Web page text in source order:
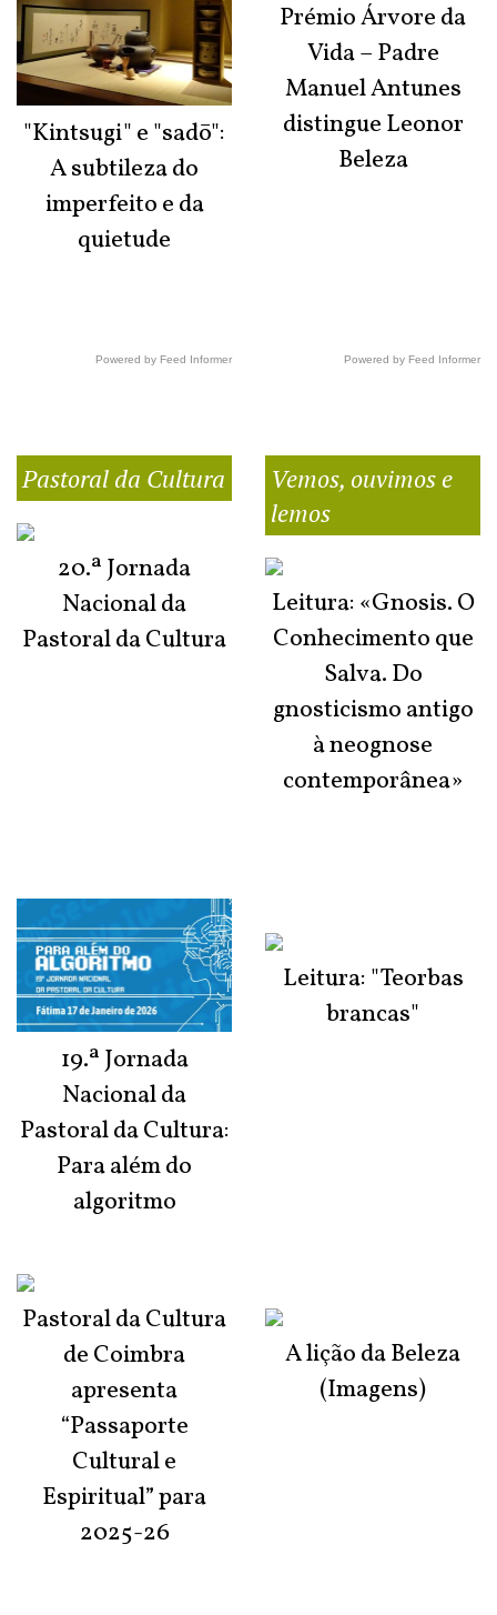
"Kintsugi" e "sadō":
A subtileza do
imperfeito e da
quietude
Powered by Feed Informer
Prémio Árvore da
Vida – Padre
Manuel Antunes
distingue Leonor
Beleza
Powered by Feed Informer
Pastoral da Cultura
20.ª Jornada
Nacional da
Pastoral da Cultura
19.ª Jornada
Nacional da
Pastoral da Cultura:
Para além do
algoritmo
Pastoral da Cultura
de Coimbra
apresenta
“Passaporte
Cultural e
Espiritual” para
2025-26
Vemos, ouvimos e
lemos
Leitura: «Gnosis. O
Conhecimento que
Salva. Do
gnosticismo antigo
à neognose
contemporânea»
Leitura: "Teorbas
brancas"
A lição da Beleza
(Imagens)